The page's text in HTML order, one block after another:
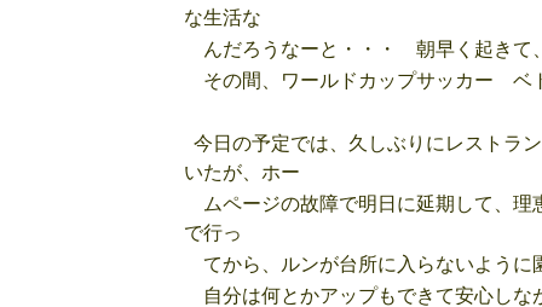
な生活な
んだろうなーと・・・ 朝早く起きて
その間、ワールドカップサッカー ベ
今日の予定では、久しぶりにレストラ
いたが、ホー
ムページの故障で明日に延期して、理
で行っ
てから、ルンが台所に入らないように
自分は何とかアップもできて安心しな